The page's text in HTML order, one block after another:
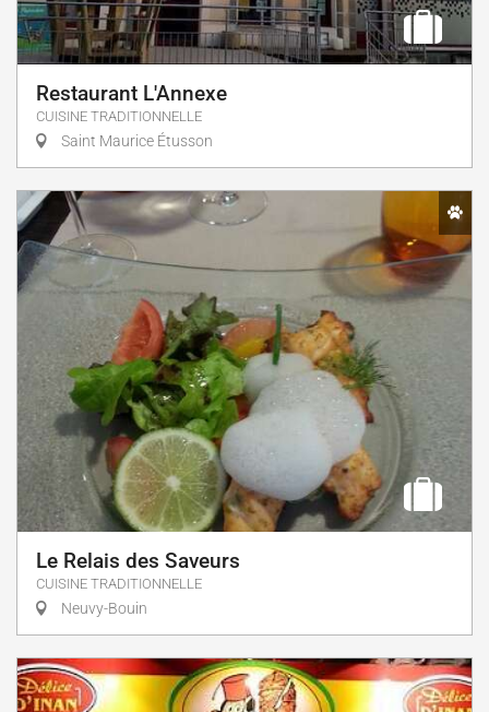
Restaurant L'Annexe
CUISINE TRADITIONNELLE
Saint Maurice Étusson
Le Relais des Saveurs
CUISINE TRADITIONNELLE
Neuvy-Bouin